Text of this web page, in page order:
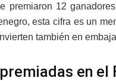
premiaron 12
esta cifra es un
también en
en el